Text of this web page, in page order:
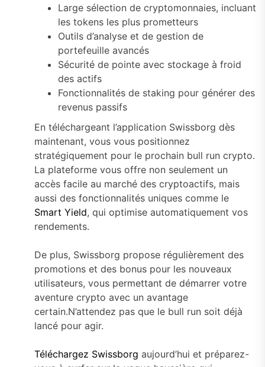
Large sélection de cryptomonnaies, incluant
les tokens les plus prometteurs
Outils d’analyse et de gestion de
portefeuille avancés
Sécurité de pointe avec stockage à froid
des actifs
Fonctionnalités de staking pour générer des
revenus passifs
En téléchargeant l’application Swissborg dès
maintenant, vous vous positionnez
stratégiquement pour le prochain bull run crypto.
La plateforme vous offre non seulement un
accès facile au marché des cryptoactifs, mais
aussi des fonctionnalités uniques comme le
Smart Yield, qui optimise automatiquement vos
rendements.
De plus, Swissborg propose régulièrement des
promotions et des bonus pour les nouveaux
utilisateurs, vous permettant de démarrer votre
aventure crypto avec un avantage
certain.N’attendez pas que le bull run soit déjà
lancé pour agir.
Téléchargez Swissborg aujourd’hui et préparez-